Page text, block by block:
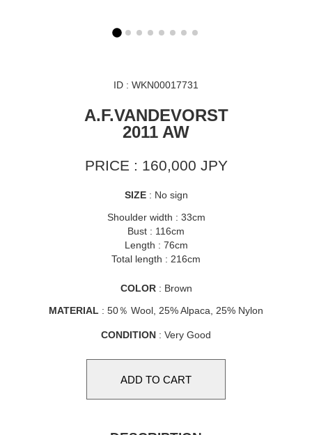
ID : WKN00017731
A.F.VANDEVORST
2011 AW
PRICE : 160,000 JPY
SIZE: No sign
Shoulder width : 33cm
Bust : 116cm
Length : 76cm
Total length : 216cm
COLOR: Brown
MATERIAL : 50％ Wool, 25% Alpaca, 25% Nylon
CONDITION : Very Good